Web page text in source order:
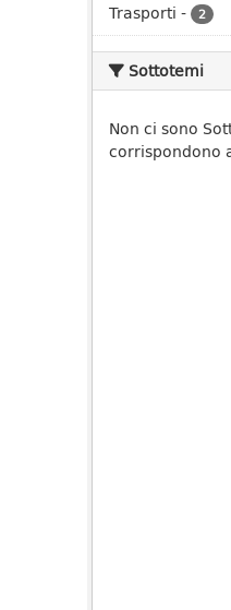
Trasporti - 2
Sottotemi
Non ci sono
corrispondono